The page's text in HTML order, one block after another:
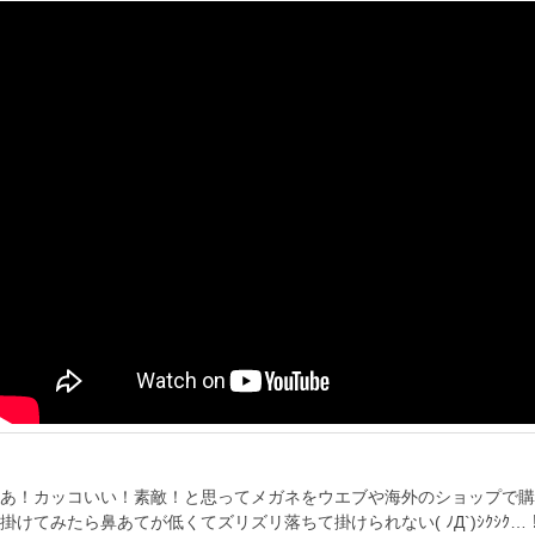
あ！カッコいい！素敵！と思ってメガネをウエブや海外のショップで
掛けてみたら鼻あてが低くてズリズリ落ちて掛けられない( ﾉД`)ｼｸｼｸ…